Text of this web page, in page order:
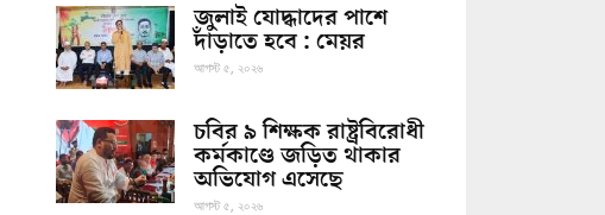
জুলাই যোদ্ধাদের পাশে
দাঁড়াতে হবে : মেয়র
আগস্ট ৫, ২০২৬
চবির ৯ শিক্ষক রাষ্ট্রবিরোধী
কর্মকাণ্ডে জড়িত থাকার
অভিযোগ এসেছে
আগস্ট ৫, ২০২৬